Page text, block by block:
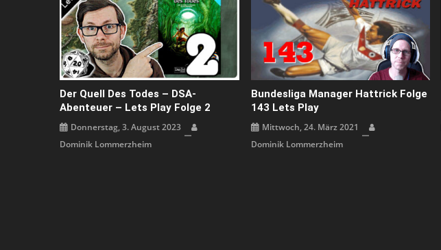
Der Quell Des Todes – DSA-
Abenteuer – Lets Play Folge 2
Donnerstag, 3. August 2023
Dominik Lommerzheim
Bundesliga Manager Hattrick Folge
143 Lets Play
Mittwoch, 24. März 2021
Dominik Lommerzheim